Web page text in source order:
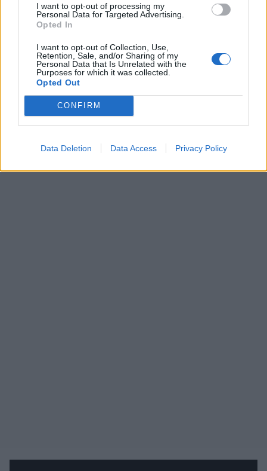
I want to opt-out of processing my
Personal Data for Targeted Advertising.
Opted In
I want to opt-out of Collection, Use,
Retention, Sale, and/or Sharing of my
Personal Data that Is Unrelated with the
Purposes for which it was collected.
Opted Out
CONFIRM
Data Deletion Data Access Privacy Policy
υποχρεωθούν σε νυκτερινές περιπολίες οι
οποίες ας ευχηθούμε να μην είναι ένοπλες.